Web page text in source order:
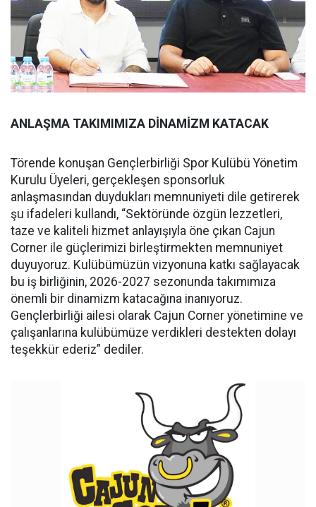
ANLAŞMA TAKIMIMIZA DİNAMİZM KATACAK
Törende konuşan Gençlerbirliği Spor Kulübü Yönetim
Kurulu Üyeleri, gerçekleşen sponsorluk
anlaşmasından duydukları memnuniyeti dile getirerek
şu ifadeleri kullandı, “Sektöründe özgün lezzetleri,
taze ve kaliteli hizmet anlayışıyla öne çıkan Cajun
Corner ile güçlerimizi birleştirmekten memnuniyet
duyuyoruz. Kulübümüzün vizyonuna katkı sağlayacak
bu iş birliğinin, 2026-2027 sezonunda takımımıza
önemli bir dinamizm katacağına inanıyoruz.
Gençlerbirliği ailesi olarak Cajun Corner yönetimine ve
çalışanlarına kulübümüze verdikleri destekten dolayı
teşekkür ederiz” dediler.